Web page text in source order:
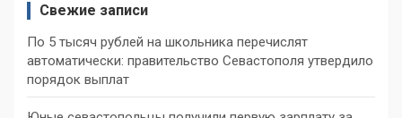
Свежие записи
По 5 тысяч рублей на школьника перечислят
автоматически: правительство Севастополя утвердило
порядок выплат